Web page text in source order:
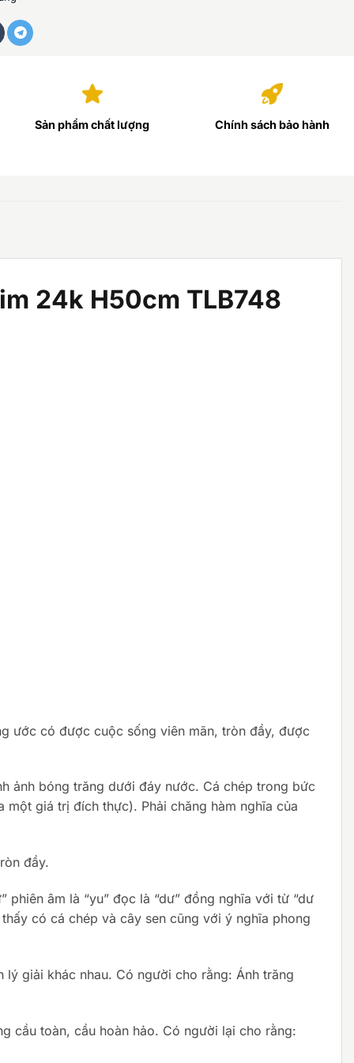
Sản phẩm chất lượng Chính sách bảo hành
24k H50cm TLB748
ước có được cuộc sống viên mãn, tròn đầy, được
ảnh bóng trăng dưới đáy nước. Cá chép trong bức
giá trị đích thực). Phải chăng hàm nghĩa của
đầy.
phiên âm là “yu” đọc là “dư” đồng nghĩa với từ “dư
có cá chép và cây sen cũng với ý nghĩa phong
giải khác nhau. Có người cho rằng: Ánh trăng
cầu toàn, cầu hoàn hảo. Có người lại cho rằng: